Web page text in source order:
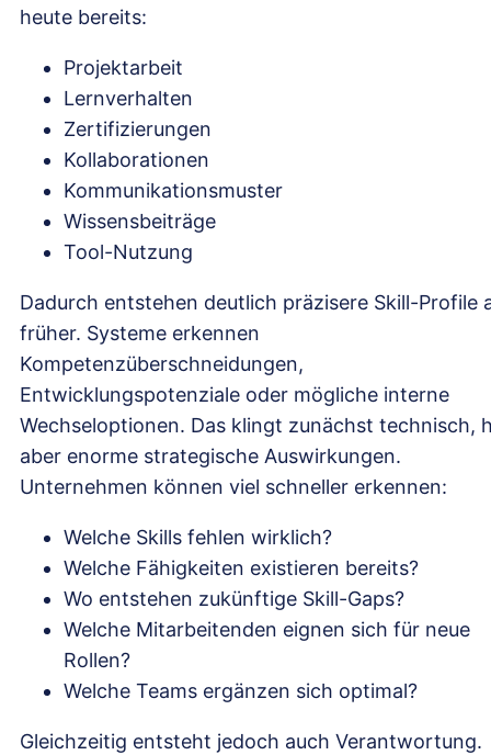
heute bereits:
Projektarbeit
Lernverhalten
Zertifizierungen
Kollaborationen
Kommunikationsmuster
Wissensbeiträge
Tool-Nutzung
Dadurch entstehen deutlich präzisere Skill-Profile
früher. Systeme erkennen
Kompetenzüberschneidungen,
Entwicklungspotenziale oder mögliche interne
Wechseloptionen. Das klingt zunächst technisch,
aber enorme strategische Auswirkungen.
Unternehmen können viel schneller erkennen:
Welche Skills fehlen wirklich?
Welche Fähigkeiten existieren bereits?
Wo entstehen zukünftige Skill-Gaps?
Welche Mitarbeitenden eignen sich für neue
Rollen?
Welche Teams ergänzen sich optimal?
Gleichzeitig entsteht jedoch auch Verantwortung.